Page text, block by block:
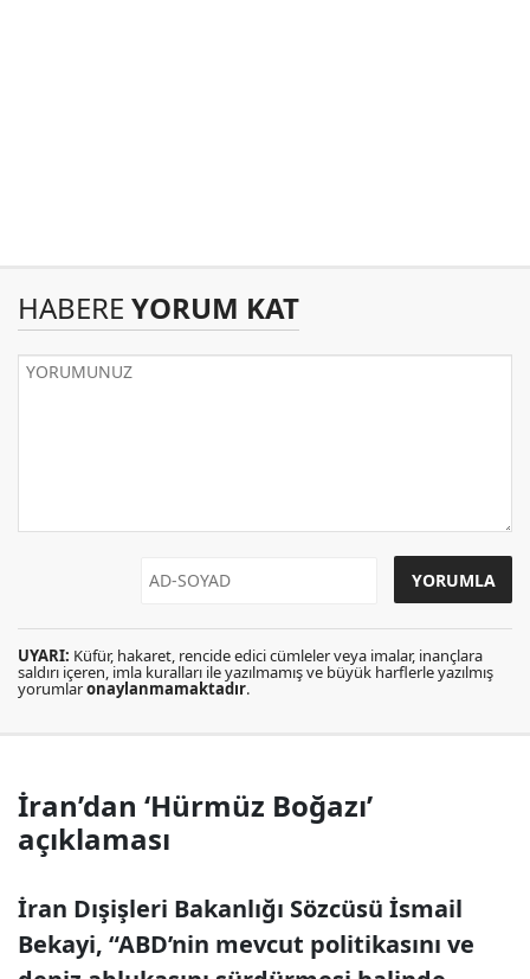
HABERE YORUM KAT
UYARI: Küfür, hakaret, rencide edici cümleler veya imalar, inançlara
saldırı içeren, imla kuralları ile yazılmamış ve büyük harflerle yazılmış
yorumlaronaylanmamaktadır.
İran’dan ‘Hürmüz Boğazı’
açıklaması
İran Dışişleri Bakanlığı Sözcüsü İsmail
Bekayi, “ABD’nin mevcut politikasını ve